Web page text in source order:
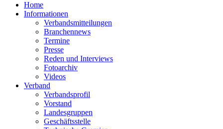
Home
Informationen
Verbandsmitteilungen
Branchennews
Termine
Presse
Reden und Interviews
Fotoarchiv
Videos
Verband
Verbandsprofil
Vorstand
Landesgruppen
Geschäftsstelle